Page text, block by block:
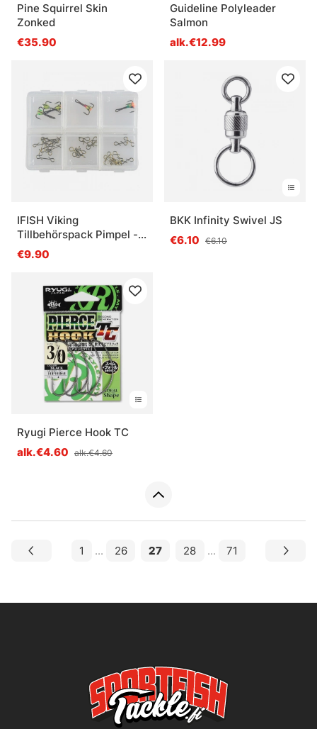
Pine Squirrel Skin
Zonked
€35.90
Guideline Polyleader
Salmon
alk.€12.99
IFISH Viking
Tillbehörspack Pimpel -
Abborre
€9.90
BKK Infinity Swivel JS
€6.10 €6.10
Ryugi Pierce Hook TC
alk.€4.60 alk.€4.60
1 ... 26 27 28 ... 71